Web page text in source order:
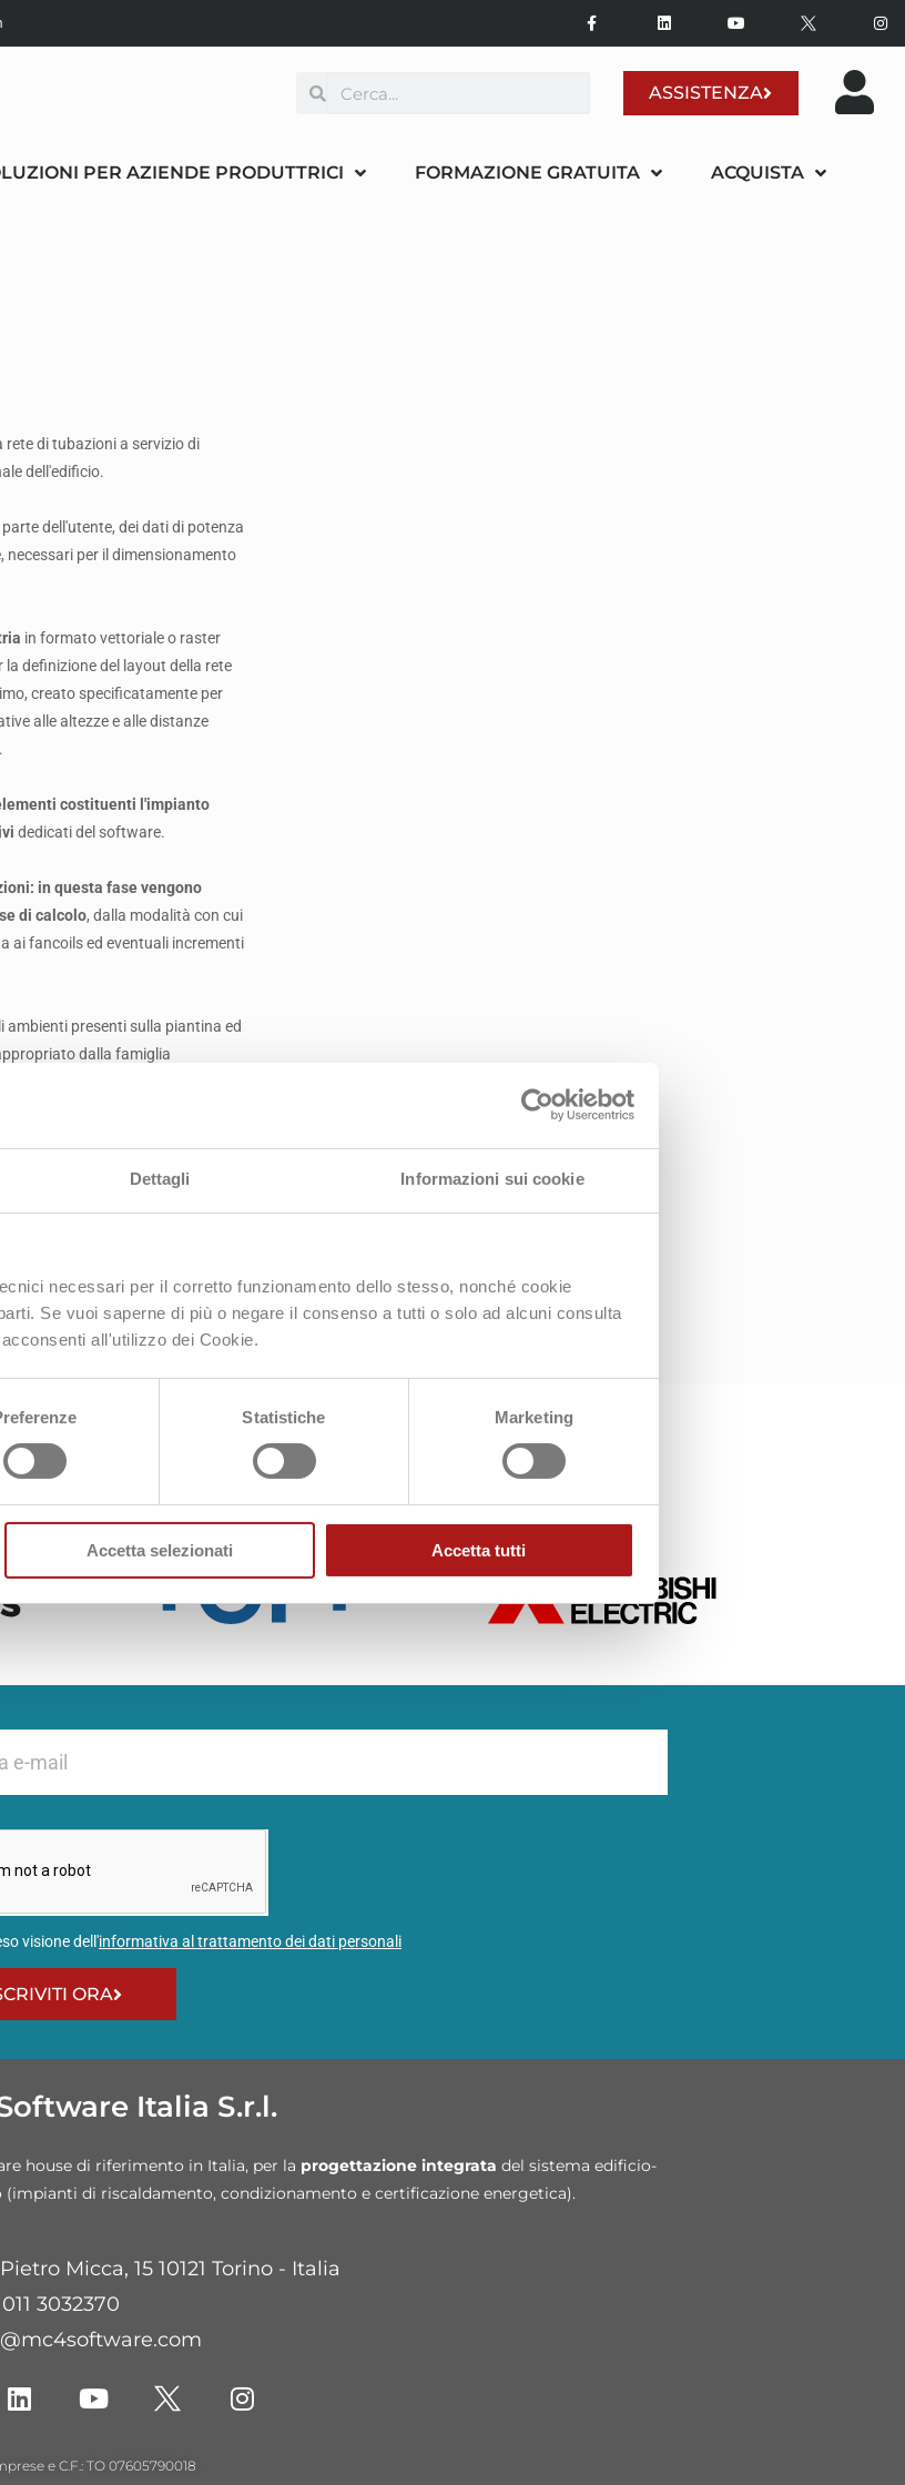
Dettagli Informazioni sui cookie
necessari per il corretto funzionamento dello stesso, nonché cookie
Se vuoi saperne di più o negare il consenso a tutti o solo ad alcuni consulta
all'utilizzo dei Cookie.
Statistiche Marketing
Accetta selezionati Accetta tutti
ASSISTENZA
PER AZIENDE PRODUTTRICI FORMAZIONE GRATUITA ACQUISTA
rete di tubazioni a servizio di
dell'edificio.
dell'utente, dei dati di potenza
necessari per il dimensionamento
in formato vettoriale o raster
definizione del layout della rete
creato specificatamente per
alle altezze e alle distanze
costituenti l'impianto
dedicati del software.
in questa fase vengono
di calcolo, dalla modalità con cui
ai fancoils ed eventuali incrementi
ambienti presenti sulla piantina ed
dalla famiglia
specificata dall'utente per
e con il
sia della rete di mandata che
Dei Nostri Clienti
SCELTO
visione dell'informativa al trattamento dei dati personali
ORA
Italia S.r.l.
house di riferimento in Italia, per la progettazione integrata del sistema edificio-
di riscaldamento, condizionamento e certificazione energetica).
Micca, 15 10121 Torino - Italia
3032370
e C.F.: TO 07605790018